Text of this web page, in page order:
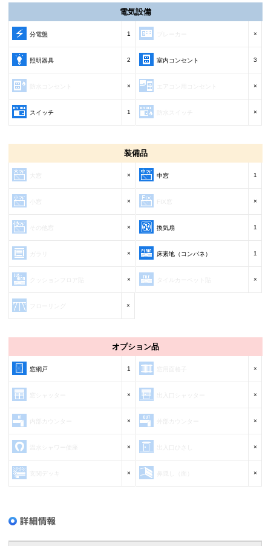
電気設備
分電盤 1 ×
照明器具 2 室内コンセント 3
× ×
スイッチ 1 ×
装備品
× 中窓 1
× FIX窓 ×
× 換気扇 1
× 床素地（コンパネ） 1
× ×
×
オプション品
窓網戸 1 ×
× ×
× ×
× ×
× ×